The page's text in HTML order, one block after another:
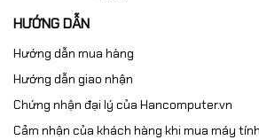
HƯỚNG DẪN
Hướng dẫn mua hàng
Hướng dẫn giao nhận
Chứng nhận đại lý của Hancomputer.vn
Cảm nhận của khách hàng khi mua máy